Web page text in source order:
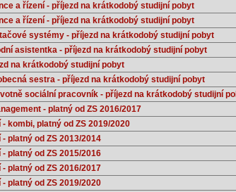
a řízení - příjezd na krátkodobý studijní pobyt
a řízení - příjezd na krátkodobý studijní pobyt
systémy - příjezd na krátkodobý studijní pobyt
asistentka - příjezd na krátkodobý studijní pobyt
na krátkodobý studijní pobyt
sestra - příjezd na krátkodobý studijní pobyt
sociální pracovník - příjezd na krátkodobý studijní
- platný od ZS 2016/2017
- kombi, platný od ZS 2019/2020
- platný od ZS 2013/2014
- platný od ZS 2015/2016
- platný od ZS 2016/2017
- platný od ZS 2019/2020